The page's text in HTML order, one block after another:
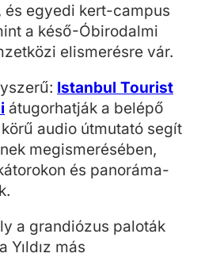
és egyedi kert-campus
a késő-Óbirodalmi
elismerésre vár.
Istanbul Tourist
átugorhatják a belépő
audio útmutató segít
megismerésében,
és panoráma-
a grandiózus paloták
Yıldız más